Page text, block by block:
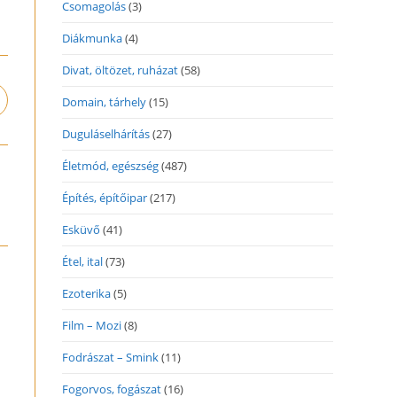
Csomagolás(3)
Diákmunka(4)
Divat, öltözet, ruházat(58)
Domain, tárhely(15)
Duguláselhárítás(27)
Életmód, egészség(487)
Építés, építőipar(217)
Esküvő (41)
Étel, ital(73)
Ezoterika(5)
Film – Mozi(8)
Fodrászat – Smink(11)
Fogorvos, fogászat(16)